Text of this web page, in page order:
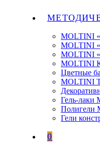
MOLTINI
MOLTINI
MOLTINI
MOLTINI
Цветные
MOLTINI
Гель-лаки
Полигели
Гели
0